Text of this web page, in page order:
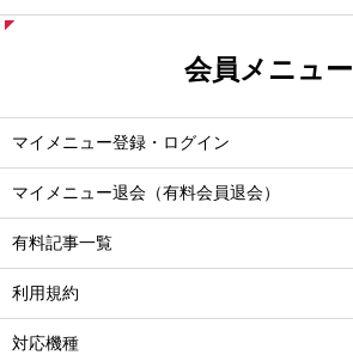
会員メニュー
マイメニュー登録・ログイン
マイメニュー退会（有料会員退会）
有料記事一覧
利用規約
対応機種